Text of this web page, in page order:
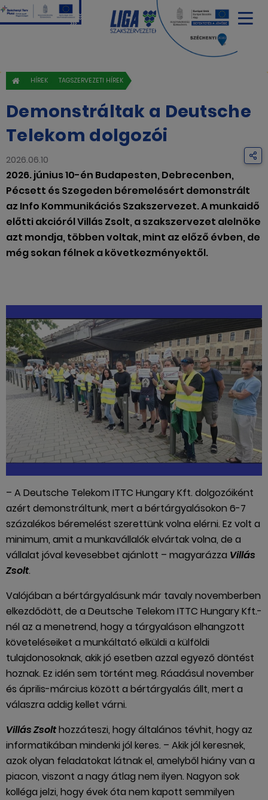
HÍREK TAGSZERVEZETI HÍREK
Demonstráltak a Deutsche
Telekom dolgozói
2026.06.10
2026. június 10-én Budapesten, Debrecenben,
Pécsett és Szegeden béremelésért demonstrált
az Info Kommunikációs Szakszervezet. A munkaidő
előtti akcióról Villás Zsolt, a szakszervezet alelnöke
azt mondja, többen voltak, mint az előző évben, de
még sokan félnek a következményektől.
– A Deutsche Telekom ITTC Hungary Kft. dolgozóiként
azért demonstráltunk, mert a bértárgyalásokon 6-7
százalékos béremelést szerettünk volna elérni. Ez volt a
minimum, amit a munkavállalók elvártak volna, de a
vállalat jóval kevesebbet ajánlott – magyarázza Villás
Zsolt.
Valójában a bértárgyalásunk már tavaly novemberben
elkezdődött, de a Deutsche Telekom ITTC Hungary Kft.-
nél az a menetrend, hogy a tárgyaláson elhangzott
követeléseiket a munkáltató elküldi a külföldi
tulajdonosoknak, akik jó esetben azzal egyező döntést
hoznak. Ez idén sem történt meg. Ráadásul november
és április-március között a bértárgyalás állt, mert a
válaszra addig kellet várni.
Villás Zsolthozzáteszi, hogy általános tévhit, hogy az
informatikában mindenki jól keres. – Akik jól keresnek,
azok olyan feladatokat látnak el, amelyből hiány van a
piacon, viszont a nagy átlag nem ilyen. Nagyon sok
kolléga jelzi, hogy évek óta nem kapott semmilyen